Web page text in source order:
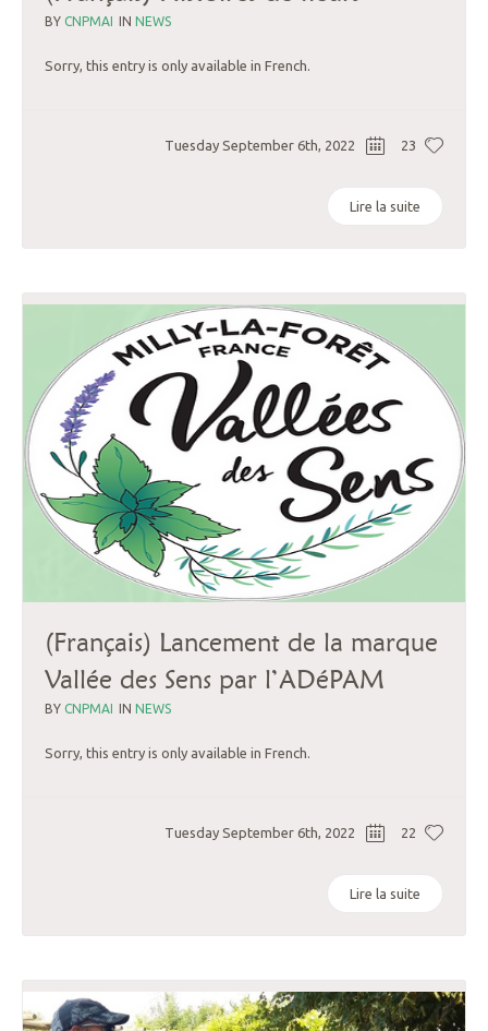
BYCNPMAI IN NEWS
Sorry, this entry is only available in French.
Tuesday September 6th, 2022 23
Lire la suite
(Français) Lancement de la marque
Vallée des Sens par l’ADéPAM
BYCNPMAI IN NEWS
Sorry, this entry is only available in French.
Tuesday September 6th, 2022 22
Lire la suite